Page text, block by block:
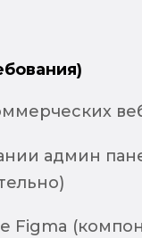
админ
Figma